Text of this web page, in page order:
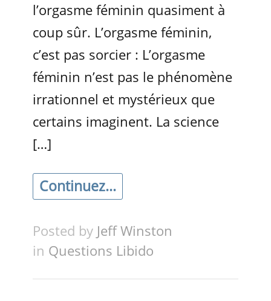
l’orgasme féminin quasiment à
coup sûr. L’orgasme féminin,
c’est pas sorcier : L’orgasme
féminin n’est pas le phénomène
irrationnel et mystérieux que
certains imaginent. La science
[…]
Continuez...
Posted by Jeff Winston
in Questions Libido